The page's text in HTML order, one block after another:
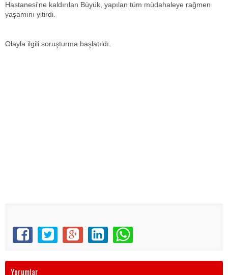
Hastanesi'ne kaldırılan Büyük, yapılan tüm müdahaleye rağmen
yaşamını yitirdi.
Olayla ilgili soruşturma başlatıldı.
Yorumlar